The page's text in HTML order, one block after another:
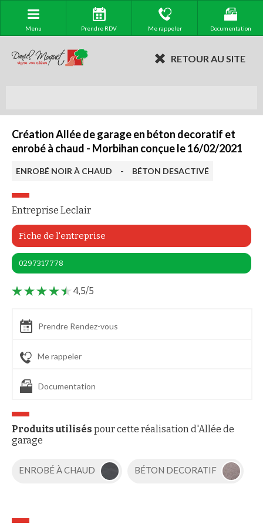
Menu Prendre RDV Me rappeler Documentation
RETOUR AU SITE
Création Allée de garage en béton decoratif et
enrobé à chaud - Morbihan conçue le 16/02/2021
ENROBÉ NOIR À CHAUD - BÉTON DESACTIVÉ
Entreprise Leclair
Fiche de l'entreprise
0297317778
4,5/5
Prendre Rendez-vous
Me rappeler
Documentation
Produits utilisés pour cette réalisation d'Allée de
garage
ENROBÉ À CHAUD BÉTON DECORATIF